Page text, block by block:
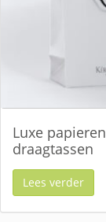
Luxe papieren
draagtassen
Lees verder